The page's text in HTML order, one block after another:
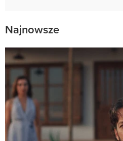
Najnowsze